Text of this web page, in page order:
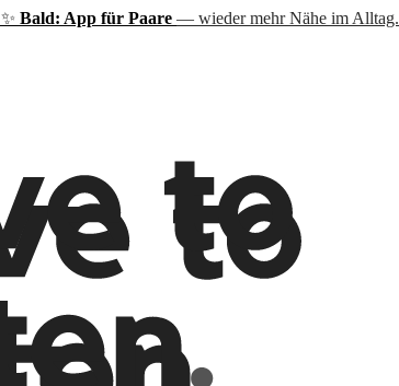
✨ Bald: App für Paare — wieder mehr Nähe im Alltag.